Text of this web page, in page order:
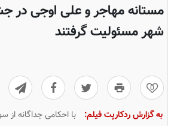
مستانه مهاجر و علی اوجی در
شهر مسئولیت گرفتند
0
به گزارش ردکارپت فیلم:
با احکامی جداگانه از